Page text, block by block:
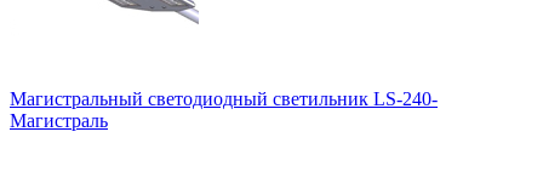
Магистральный светодиодный светильник LS-240-
Магистраль